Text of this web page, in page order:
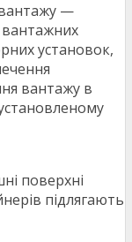
—
вантажних
установок,
вантажу в
поверхні
підлягають